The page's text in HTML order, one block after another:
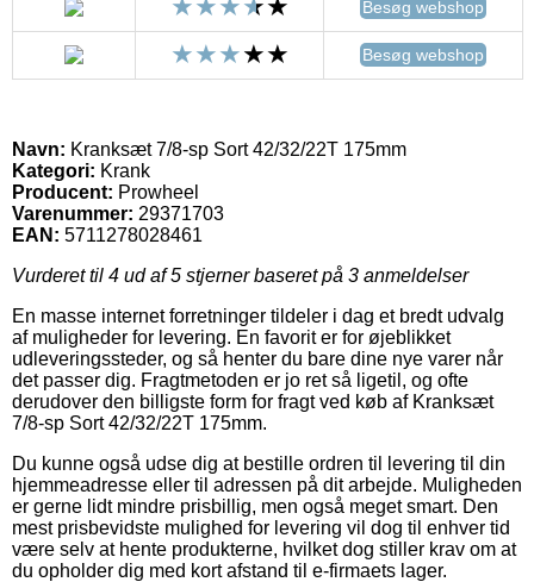
Besøg webshop
Besøg webshop
Navn: Kranksæt 7/8-sp Sort 42/32/22T 175mm
Kategori: Krank
Producent: Prowheel
Varenummer: 29371703
EAN: 5711278028461
Vurderet til 4 ud af 5 stjerner baseret på 3 anmeldelser
En masse internet forretninger tildeler i dag et bredt udvalg
af muligheder for levering. En favorit er for øjeblikket
udleveringssteder, og så henter du bare dine nye varer når
det passer dig. Fragtmetoden er jo ret så ligetil, og ofte
derudover den billigste form for fragt ved køb af Kranksæt
7/8-sp Sort 42/32/22T 175mm.
Du kunne også udse dig at bestille ordren til levering til din
hjemmeadresse eller til adressen på dit arbejde. Muligheden
er gerne lidt mindre prisbillig, men også meget smart. Den
mest prisbevidste mulighed for levering vil dog til enhver tid
være selv at hente produkterne, hvilket dog stiller krav om at
du opholder dig med kort afstand til e-firmaets lager.